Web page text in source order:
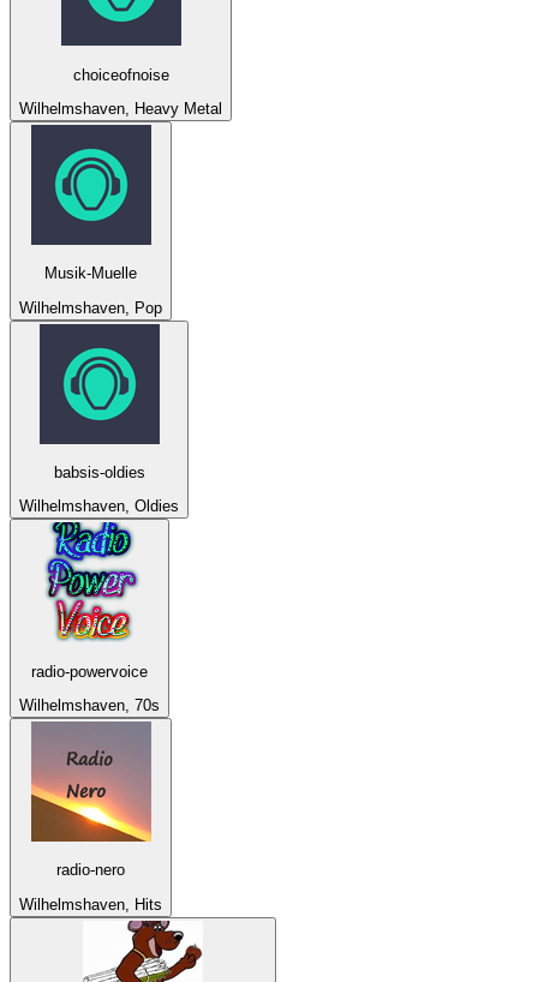
choiceofnoise
Wilhelmshaven, Heavy Metal
Musik-Muelle
Wilhelmshaven, Pop
babsis-oldies
Wilhelmshaven, Oldies
radio-powervoice
Wilhelmshaven, 70s
radio-nero
Wilhelmshaven, Hits